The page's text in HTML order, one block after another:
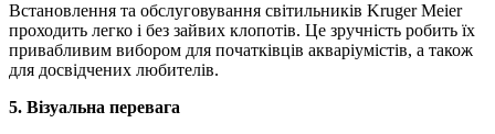
Встановлення та обслуговування світильників Kruger Meier
проходить легко і без зайвих клопотів. Це зручність робить їх
привабливим вибором для початківців акваріумістів, а також
для досвідчених любителів.
5. Візуальна перевага